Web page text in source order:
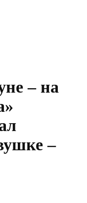
– на
–